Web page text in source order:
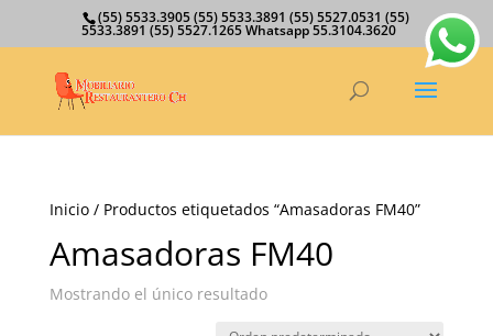
(55) 5533.3905 (55) 5533.3891 (55) 5527.0531 (55)
5533.3891 (55) 5527.1265 Whatsapp 55.3104.3620
Inicio/ Productos etiquetados “Amasadoras FM40”
Amasadoras FM40
Mostrando el único resultado